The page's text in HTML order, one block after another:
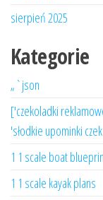
sierpień 2025
Kategorie
„`json
['czekoladki
'słodkie upominki czek
1 1 scale boat
1 1 scale kayak plans